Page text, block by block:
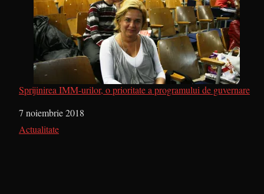
Sprijinirea IMM-urilor, o prioritate a programului de guvernare
Dată
7 noiembrie 2018
În legătură cu
Actualitate